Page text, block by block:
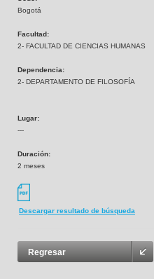
Bogotá
Facultad:
2- FACULTAD DE CIENCIAS HUMANAS
Dependencia:
2- DEPARTAMENTO DE FILOSOFÍA
Lugar:
---
Duración:
2 meses
Descargar resultado de búsqueda
Regresar